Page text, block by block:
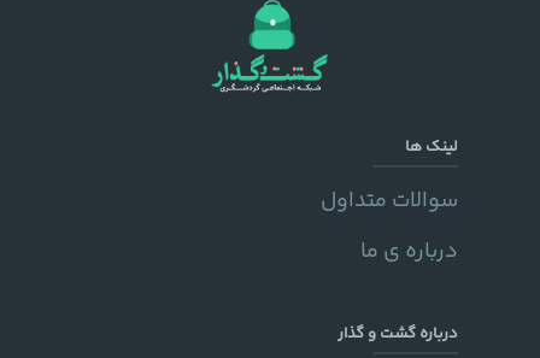
لینک ها
سوالات متداول
درباره ی ما
درباره گشت و گذار